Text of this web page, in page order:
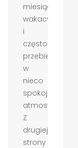
miesiąc
wakacyjny
i
często
przebiega
w
nieco
spokojniejszej
atmosferze.
Z
drugiej
strony